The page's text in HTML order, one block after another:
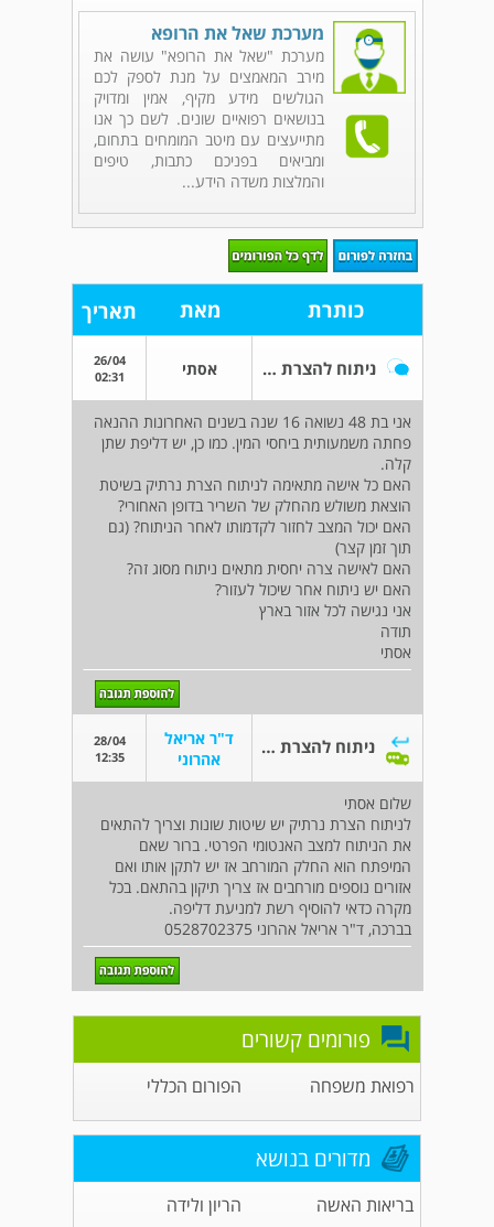
מערכת שאל את הרופא
מערכת "שאל את הרופא" עושה את
מירב המאמצים על מנת לספק לכם
הגולשים מידע מקיף, אמין ומדויק
בנושאים רפואיים שונים. לשם כך אנו
מתייעצים עם מיטב המומחים בתחום,
ומביאים בפניכם כתבות, טיפים
והמלצות משדה הידע...
כותרת מאת תאריך
ניתוח להצרת נרתיק אסתי
26/04
02:31
אני בת 48 נשואה 16 שנה בשנים האחרונות ההנאה
פחתה משמעותית ביחסי המין. כמו כן, יש דליפת שתן
קלה.
האם כל אישה מתאימה לניתוח הצרת נרתיק בשיטת
הוצאת משולש מהחלק של השריר בדופן האחורי?
האם יכול המצב לחזור לקדמותו לאחר הניתוח? (גם
תוך זמן קצר)
האם לאישה צרה יחסית מתאים ניתוח מסוג זה?
האם יש ניתוח אחר שיכול לעזור?
אני נגישה לכל אזור בארץ
תודה
אסתי
ניתוח להצרת נרתיק
ד"ר אריאל
אהרוני
28/04
12:35
שלום אסתי
לניתוח הצרת נרתיק יש שיטות שונות וצריך להתאים
את הניתוח למצב האנטומי הפרטי. ברור שאם
המיפתח הוא החלק המורחב אז יש לתקן אותו ואם
אזורים נוספים מורחבים אז צריך תיקון בהתאם. בכל
מקרה כדאי להוסיף רשת למניעת דליפה.
בברכה, ד"ר אריאל אהרוני 0528702375
פורומים קשורים
רפואת משפחה הפורום הכללי
מדורים בנושא
בריאות האשה
הריון ולידה